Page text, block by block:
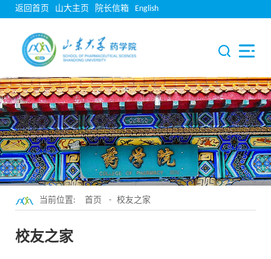
返回首页 山大主页 院长信箱 English
当前位置: 首页 - 校友之家
校友之家